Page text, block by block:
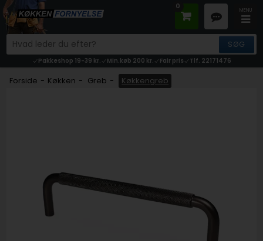
Pakkeshop 19-39 kr. Min.køb 200 kr. Fair pris Tlf. 22171476
0
Forside - Køkken - Greb - Køkkengreb